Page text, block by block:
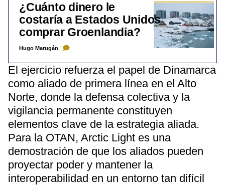
¿Cuánto dinero le
costaría a Estados Unidos
comprar Groenlandia?
Hugo Marugán
El ejercicio refuerza el papel de Dinamarca
como aliado de primera línea en el Alto
Norte, donde la defensa colectiva y la
vigilancia permanente constituyen
elementos clave de la estrategia aliada.
Para la OTAN, Arctic Light es una
demostración de que los aliados pueden
proyectar poder y mantener la
interoperabilidad en un entorno tan difícil